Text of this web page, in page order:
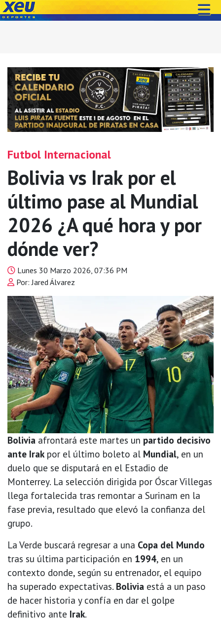
Futbol Internacional
Bolivia vs Irak por el
último pase al Mundial
2026 ¿A qué hora y por
dónde ver?
Lunes 30 Marzo 2026, 07:36 PM
Por: Jared Álvarez
Bolivia afrontará este martes un partido decisivo
ante Irakpor el último boleto al Mundial, en un
duelo que se disputará en el Estadio de
Monterrey. La selección dirigida por Óscar Villegas
llega fortalecida tras remontar a Surinam en la
fase previa, resultado que elevó la confianza del
grupo.
La Verde buscará regresar a una Copa del Mundo
tras su última participación en 1994, en un
contexto donde, según su entrenador, el equipo
ha superado expectativas. Bolivia está a un paso
de hacer historia y confía en dar el golpe
definitivo ante Irak.